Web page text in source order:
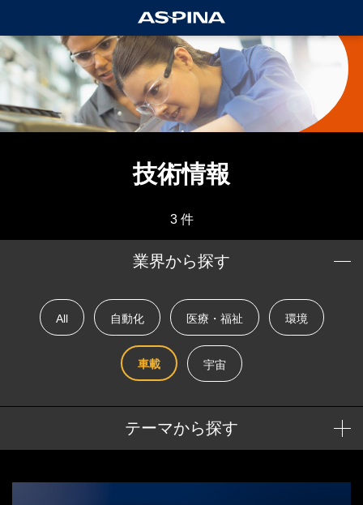
技術情報
3 件
業界から探す
All 自動化 医療・福祉 環境
車載 宇宙
テーマから探す